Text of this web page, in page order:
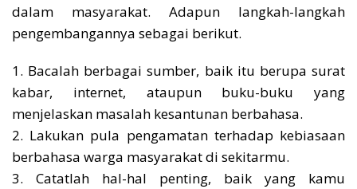
dalam masyarakat. Adapun langkah-langkah
pengembangannya sebagai berikut.
1. Bacalah berbagai sumber, baik itu berupa surat
kabar, internet, ataupun buku-buku yang
menjelaskan masalah kesantunan berbahasa.
2. Lakukan pula pengamatan terhadap kebiasaan
berbahasa warga masyarakat di sekitarmu.
3. Catatlah hal-hal penting, baik yang kamu